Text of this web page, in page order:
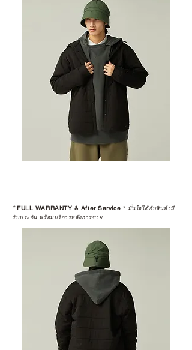
*FULL WARRANTY & After Service * มั่นใจได้กับสินค้ามี
รับประกัน พร้อมบริการหลังการขาย